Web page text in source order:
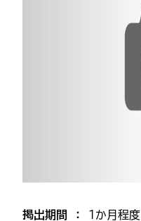
掲出期間 ： 1か月程度